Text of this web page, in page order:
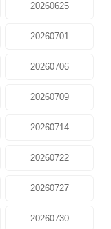
20260625
20260701
20260706
20260709
20260714
20260722
20260727
20260730